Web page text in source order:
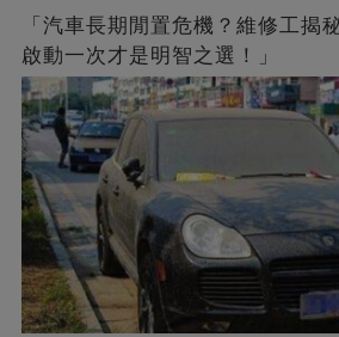
「汽車長期閒置危機？維修工揭
啟動一次才是明智之選！」